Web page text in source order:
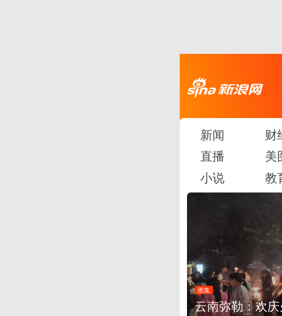
新闻 财
直播
美
小说
教
图集
江西铅山：千